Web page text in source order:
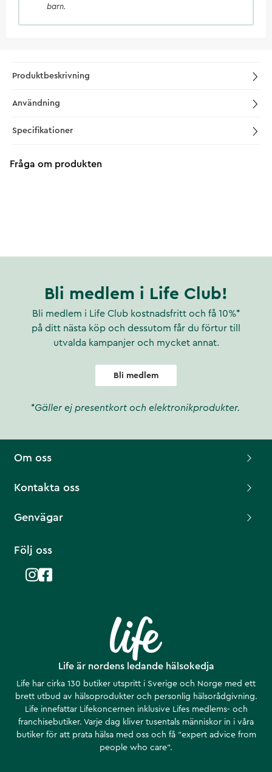
barn.
Produktbeskrivning
Användning
Specifikationer
Fråga om produkten
Bli medlem i Life Club!
Bli medlem i Life Club kostnadsfritt och få 10%*
på ditt nästa köp och dessutom får du förtur till
utvalda kampanjer och mycket annat.
Bli medlem
*Gäller ej presentkort och elektronikprodukter.
Life är nordens ledande hälsokedja
Life har cirka 130 butiker utspritt i Sverige och Norge med ett
brett utbud av hälsoprodukter och personlig hälsorådgivning.
Life innefattar Lifekoncernen inklusive Lifes medlems- och
franchisebutiker. Varje dag kliver tusentals människor in i våra
butiker för att prata hälsa med oss och få ”expert advice from
people who care”.
Om oss
Kontakta oss
Genvägar
Följ oss